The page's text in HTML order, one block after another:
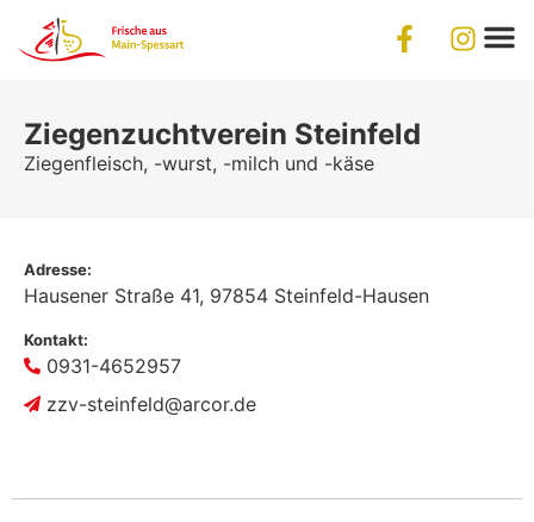
Ziegenzuchtverein Steinfeld
Ziegenfleisch, -wurst, -milch und -käse
Adresse:
Hausener Straße 41, 97854 Steinfeld-Hausen
Kontakt:
0931-4652957
zzv-steinfeld@arcor.de